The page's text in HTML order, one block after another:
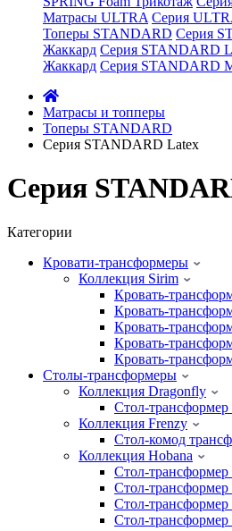
Матрасы ULTRA Серия
Топеры STANDARD Серия
Жаккард Серия STANDARD
Жаккард Серия STANDARD
Матрасы и топперы
Топеры STANDARD
Серия STANDARD Latex
Серия
Категории
Кровати-трансформеры
Коллекция Sirim
Кровать-
Кровать-
Кровать-
Кровать-
Кровать-
Cтолы-трансформеры
Коллекция Dragonfly
Стол-
Коллекция Frenzy
Стол-комод
Коллекция Hobana
Стол-трансформер
Стол-
Стол-
Стол-